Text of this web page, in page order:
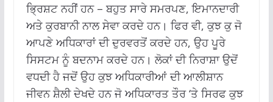
ਭ੍ਰਿਸ਼ਟ ਨਹੀਂ ਹਨ – ਬਹੁਤ ਸਾਰੇ ਸਮਰਪਣ, ਇਮਾਨਦਾਰੀ
ਅਤੇ ਕੁਰਬਾਨੀ ਨਾਲ ਸੇਵਾ ਕਰਦੇ ਹਨ। ਫਿਰ ਵੀ, ਕੁਝ ਕੁ ਜੋ
ਆਪਣੇ ਅਧਿਕਾਰਾਂ ਦੀ ਦੁਰਵਰਤੋਂ ਕਰਦੇ ਹਨ, ਉਹ ਪੂਰੇ
ਸਿਸਟਮ ਨੂੰ ਬਦਨਾਮ ਕਰਦੇ ਹਨ। ਲੋਕਾਂ ਦੀ ਨਿਰਾਸ਼ਾ ਉਦੋਂ
ਵਧਦੀ ਹੈ ਜਦੋਂ ਉਹ ਕੁਝ ਅਧਿਕਾਰੀਆਂ ਦੀ ਆਲੀਸ਼ਾਨ
ਜੀਵਨ ਸ਼ੈਲੀ ਦੇਖਦੇ ਹਨ ਜੋ ਅਧਿਕਾਰਤ ਤੌਰ ‘ਤੇ ਸਿਰਫ ਕੁਝ